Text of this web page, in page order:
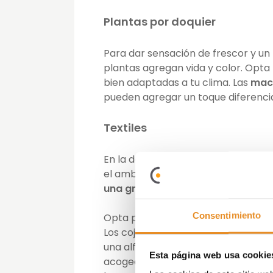
Consentimiento
Esta página web usa
Plantas por doquier
Para dar sensación de frescor y
plantas agregan vida y color.
bien adaptadas a tu clima. Las
pueden agregar un toque
Textiles
En la decoración de un patio
el ambiente. Aunque el espacio sea
una gran diferencia en la
Opta por diseños geométricos o
Los cojines pueden añadir un
una alfombra bien elegida puede
acogedora. Además, una manta